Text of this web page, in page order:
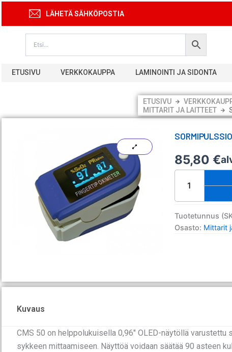
sisältöön
LÄHETÄ SÄHKÖPOSTIA
ETUSIVU VERKKOKAUPPA LAMINOINTI JA SIDONTA
ETUSIVU
MITTARIT JA LAITTEET
85,80€
CMS
määrä
Tuotetunnus
Osasto: Mittarit
Kuvaus
CMS 50 on helppolukuisella 0,96″ OLED-näytöllä
sykkeen mittaamiseen. Näyttöä voidaan säätää 90 asteen